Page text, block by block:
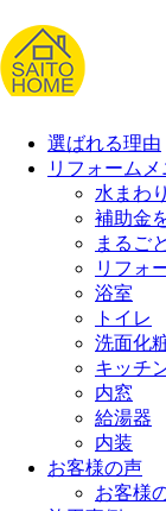
選ばれる理由
リフォームメ
水まわ
補助金
まるご
リフォ
浴室
トイレ
洗面化
キッチ
内窓
給湯器
内装
お客様の声
お客様